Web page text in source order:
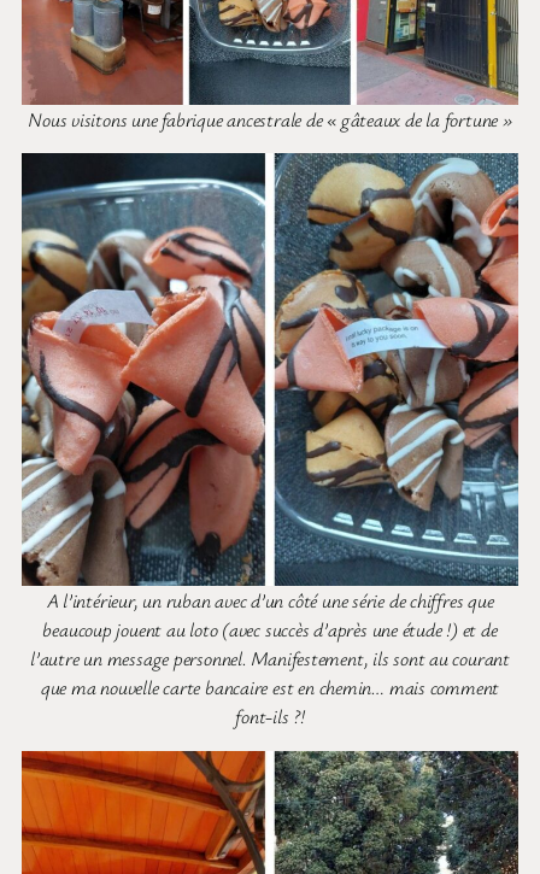
Nous visitons une fabrique ancestrale de « gâteaux de la fortune »
A l’intérieur, un ruban avec d’un côté une série de chiffres que
beaucoup jouent au loto (avec succès d’après une étude !) et de
l’autre un message personnel. Manifestement, ils sont au courant
que ma nouvelle carte bancaire est en chemin… mais comment
font-ils ?!